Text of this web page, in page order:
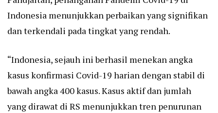
Indonesia menunjukkan perbaikan yang signifikan
dan terkendali pada tingkat yang rendah.
“Indonesia, sejauh ini berhasil menekan angka
kasus konfirmasi Covid-19 harian dengan stabil di
bawah angka 400 kasus. Kasus aktif dan jumlah
yang dirawat di RS menunjukkan tren penurunan